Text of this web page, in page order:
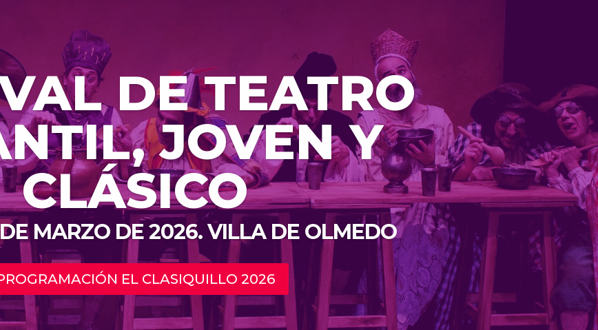
DE TEATRO
JOVEN Y
CLÁSICO
MARZO DE 2026.VILLA DE OLMEDO
EL CLASIQUILLO 2026